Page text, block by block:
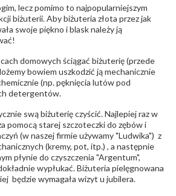
Twój Jubiler S.C. Artur Węc, Małgorzata
Suchan, ul. Kurczaba 3, 30-868 Kraków; NIP:
679-25-92-107; sklep@wec.com.pl
się dla dzieci w wieku poniżej 3 lat
w wyrobie wykonane z białego złota
lecz pomimo to najpopularniejszym
biżuterii. Aby biżuteria złota przez jak
swoje piękno i blask należy ją
domowych ściągać biżuterię (przede
bowiem uszkodzić ją mechanicznie
(np. pęknięcia lutów pod
detergentów.
swą biżuterię czyścić. Najlepiej raz w
pomocą starej szczoteczki do zębów i
(w naszej firmie używamy "Ludwika") z
(kremy, pot, itp.) , a następnie
płynie do czyszczenia "Argentum",
wypłukać. Biżuteria pielęgnowana
będzie wymagała wizyt u jubilera.